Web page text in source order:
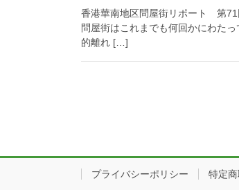
香港華南地区問屋街リポート 第
問屋街はこれまでも何回かにわた
的離れ […]
ナ
ビプライバシーポリシー 特定